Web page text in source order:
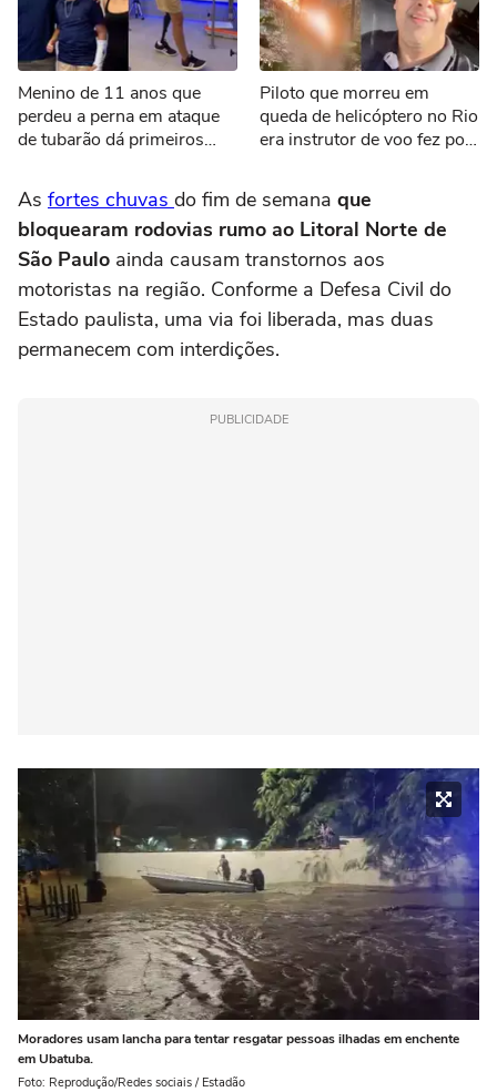
Menino de 11 anos que
perdeu a perna em ataque
de tubarão dá primeiros
Piloto que morreu em
queda de helicóptero no Rio
era instrutor de voo fez post
As fortes chuvas do fim de semana que
bloquearam rodovias rumo ao Litoral Norte de
São Paulo ainda causam transtornos aos
motoristas na região. Conforme a Defesa Civil do
Estado paulista, uma via foi liberada, mas duas
permanecem com interdições.
PUBLICIDADE
Moradores usam lancha para tentar resgatar pessoas ilhadas em enchente
em Ubatuba.
Foto: Reprodução/Redes sociais / Estadão